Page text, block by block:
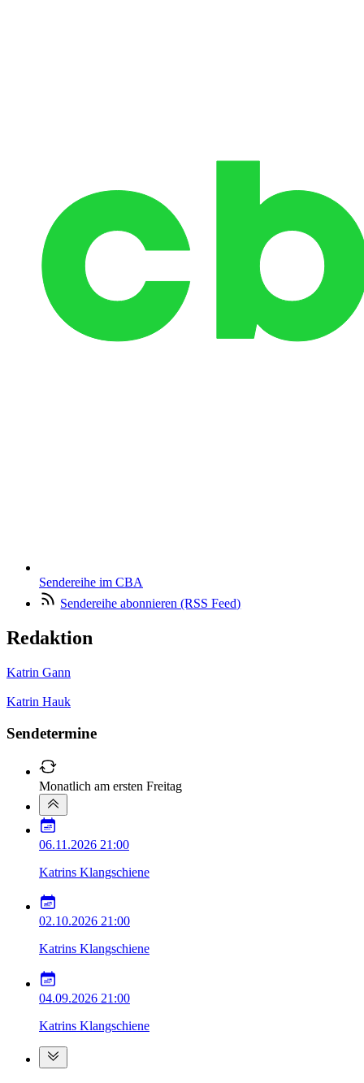
Sendereihe im CBA
Sendereihe abonnieren (RSS Feed)
Redaktion
Katrin Gann
Katrin Hauk
Sendetermine
Monatlich am ersten Freitag
06.11.2026 21:00
Katrins Klangschiene
02.10.2026 21:00
Katrins Klangschiene
04.09.2026 21:00
Katrins Klangschiene